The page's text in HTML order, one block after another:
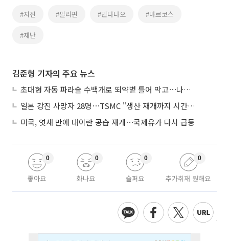
#지진 #필리핀 #민다나오 #마르코스
#재난
김준형 기자의 주요 뉴스
초대형 자동 파라솔 수백개로 뙤약볕 틀어 막고⋯나라별 폭염 생존법
일본 강진 사망자 28명⋯TSMC "생산 재개까지 시간 필요해"
미국, 엿새 만에 대이란 공습 재개⋯국제유가 다시 급등
좋아요
0
화나요
0
슬퍼요
0
추가취재 원해요
0